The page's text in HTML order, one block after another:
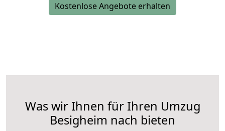
Kostenlose Angebote erhalten
Was wir Ihnen für Ihren Umzug
Besigheim nach bieten